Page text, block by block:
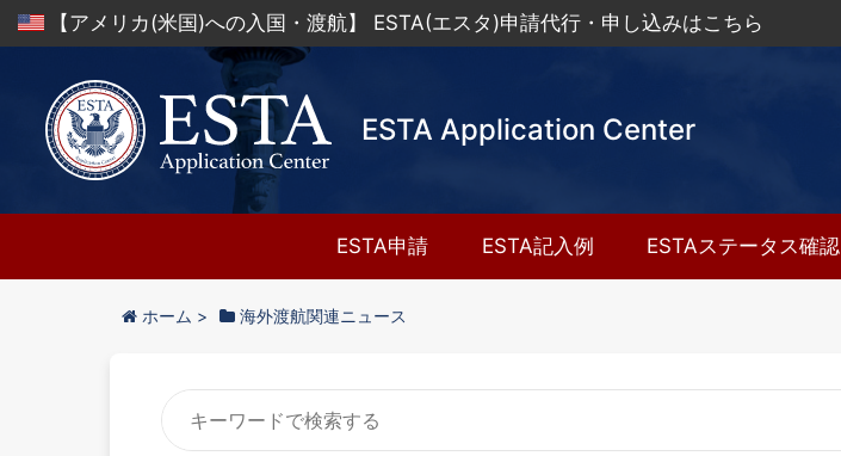
【アメリカ(米国)への入国・渡航】 ESTA(エスタ)申請代行・申し込みはこちら
ESTA Application Center
ESTA申請 ESTA記入例 ESTAステータス確認
ホーム > 海外渡航関連ニュース